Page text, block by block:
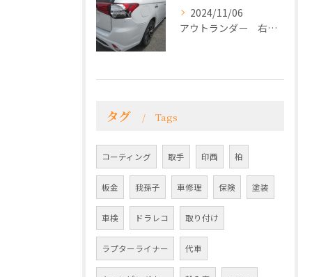
2024/11/06
アウトランダー 右リアフェンダー、バンパー修理
タグ Tags
コーティング 取手 印西 柏
板金 我孫子 車修理 保険 塗装
車検 ドラレコ 取り付け
ラプターライナー 代車